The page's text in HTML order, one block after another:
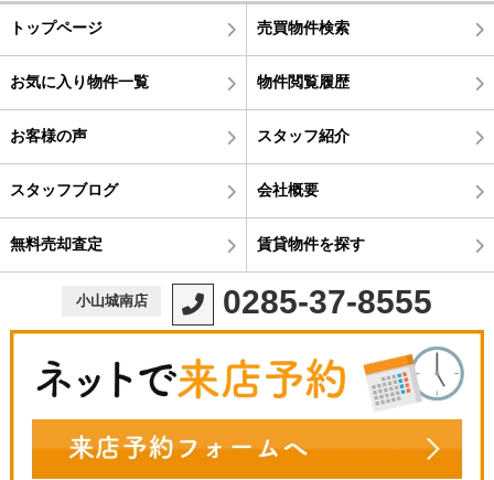
トップページ 売買物件検索
お気に入り物件一覧 物件閲覧履歴
お客様の声 スタッフ紹介
スタッフブログ 会社概要
無料売却査定 賃貸物件を探す
小山城南店 0285-37-8555